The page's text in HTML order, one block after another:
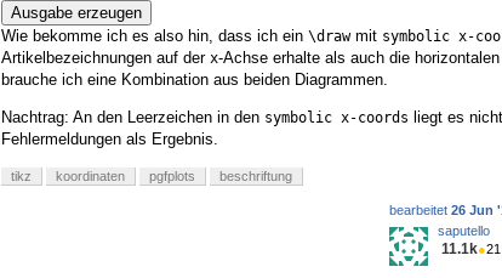
Ausgabe erzeugen
Wie bekomme ich es also hin, dass ich ein \drawmit symbolic x-
Artikelbezeichnungen auf der x-Achse erhalte als auch die
brauche ich eine Kombination aus beiden Diagrammen.
Nachtrag: An den Leerzeichen in den symbolic x-coords liegt es
Fehlermeldungen als Ergebnis.
tikz koordinaten pgfplots beschriftung
bearbeitet 26 Jun
saputello
11.1k●21